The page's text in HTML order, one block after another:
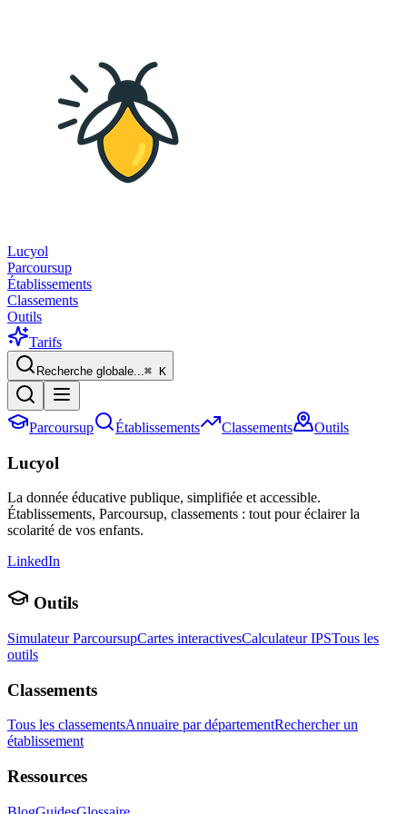
Lucyol
Parcoursup
Établissements
Classements
Outils
Tarifs
Recherche globale...⌘ K
Parcoursup Établissements Classements Outils
Lucyol
La donnée éducative publique, simplifiée et accessible.
Établissements, Parcoursup, classements : tout pour éclairer la
scolarité de vos enfants.
LinkedIn
Outils
Simulateur ParcoursupCartes interactivesCalculateur IPSTous les
outils
Classements
Tous les classementsAnnuaire par départementRechercher un
établissement
Ressources